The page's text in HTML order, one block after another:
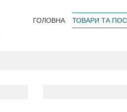
ГОЛОВНА ТОВАРИ ТА